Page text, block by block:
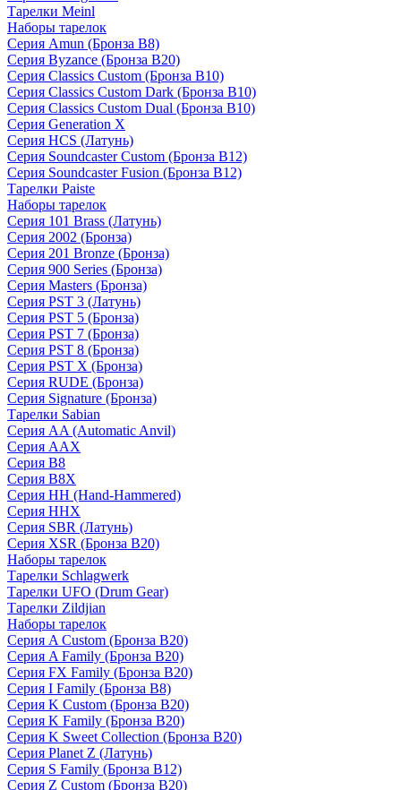
Тарелки Meinl
Наборы тарелок
Серия Amun (Бронза B8)
Серия Byzance (Бронза B20)
Серия Classics Custom (Бронза B10)
Серия Classics Custom Dark (Бронза B10)
Серия Classics Custom Dual (Бронза B10)
Серия Generation X
Серия HCS (Латунь)
Серия Soundcaster Custom (Бронза B12)
Серия Soundcaster Fusion (Бронза B12)
Тарелки Paiste
Наборы тарелок
Серия 101 Brass (Латунь)
Серия 2002 (Бронза)
Серия 201 Bronze (Бронза)
Серия 900 Series (Бронза)
Серия Masters (Бронза)
Серия PST 3 (Латунь)
Серия PST 5 (Бронза)
Серия PST 7 (Бронза)
Серия PST 8 (Бронза)
Серия PST X (Бронза)
Серия RUDE (Бронза)
Серия Signature (Бронза)
Тарелки Sabian
Серия AA (Automatic Anvil)
Серия AAX
Серия B8
Серия B8X
Серия HH (Hand-Hammered)
Серия HHX
Серия SBR (Латунь)
Серия XSR (Бронза B20)
Наборы тарелок
Тарелки Schlagwerk
Тарелки UFO (Drum Gear)
Тарелки Zildjian
Наборы тарелок
Серия A Custom (Бронза B20)
Серия A Family (Бронза B20)
Серия FX Family (Бронза B20)
Серия I Family (Бронза B8)
Серия K Custom (Бронза B20)
Серия K Family (Бронза B20)
Серия K Sweet Collection (Бронза B20)
Серия Planet Z (Латунь)
Серия S Family (Бронза B12)
Серия Z Custom (Бронза B20)